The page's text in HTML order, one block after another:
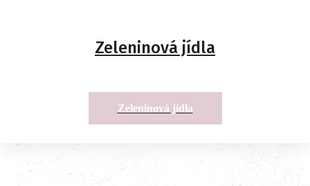
Zeleninová jídla
Zeleninová jídla